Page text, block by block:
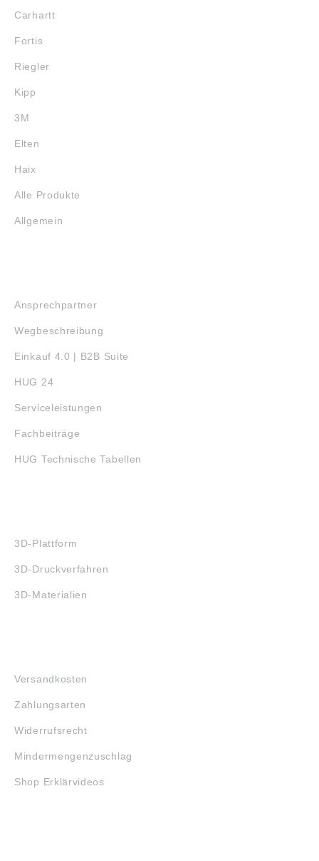
Carhartt
Fortis
Riegler
Kipp
3M
Elten
Haix
Alle Produkte
Allgemein
Ansprechpartner
Wegbeschreibung
Einkauf 4.0 | B2B Suite
HUG 24
Serviceleistungen
Fachbeiträge
HUG Technische Tabellen
3D-Plattform
3D-Druckverfahren
3D-Materialien
Versandkosten
Zahlungsarten
Widerrufsrecht
Mindermengenzuschlag
Shop Erklärvideos